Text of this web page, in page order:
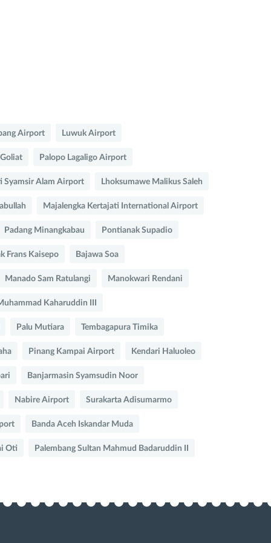
Airport Luwuk Airport
Palopo Lagaligo Airport
Syamsir Alam Airport Lhoksumawe Malikus Saleh
Majalengka Kertajati International Airport
Padang Minangkabau Pontianak Supadio
Frans Kaisepo Bajawa Soa
Manado Sam Ratulangi Manokwari Rendani
Kaharuddin III
Palu Mutiara Tembagapura Timika
Pinang Kampai Airport Kendari Haluoleo
Banjarmasin Syamsudin Noor
Nabire Airport Surakarta Adisumarmo
Banda Aceh Iskandar Muda
Oti Palembang Sultan Mahmud Badaruddin II